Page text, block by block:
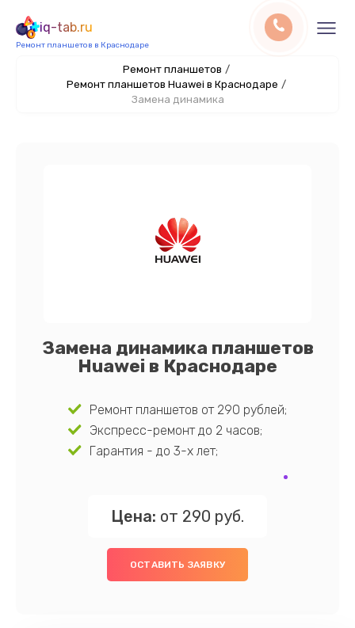
iq-tab.ru
Ремонт планшетов в Краснодаре
Ремонт планшетов /
Ремонт планшетов Huawei в Краснодаре /
Замена динамика
Замена динамика планшетов
Huawei в Краснодаре
Ремонт планшетов от 290 рублей;
Экспресс-ремонт до 2 часов;
Гарантия - до 3-х лет;
Цена: от 290 руб.
ОСТАВИТЬ ЗАЯВКУ